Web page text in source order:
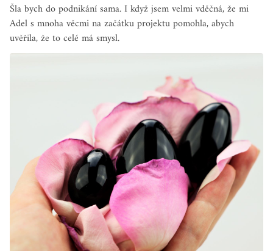
Šla bych do podnikání sama. I když jsem velmi vděčná, že mi
Adel s mnoha věcmi na začátku projektu pomohla, abych
uvěřila, že to celé má smysl.